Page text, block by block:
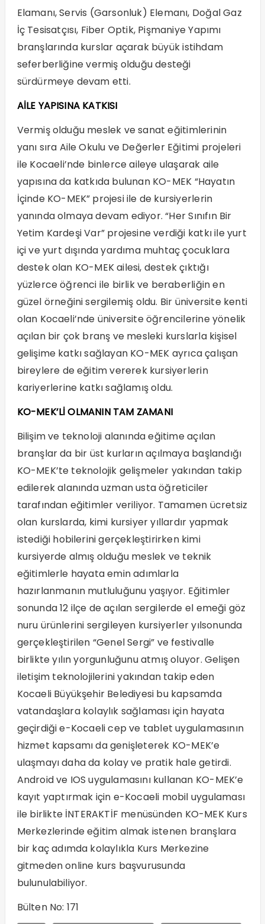
Elamanı, Servis (Garsonluk) Elemanı, Doğal Gaz
İç Tesisatçısı, Fiber Optik, Pişmaniye Yapımı
branşlarında kurslar açarak büyük istihdam
seferberliğine vermiş olduğu desteği
sürdürmeye devam etti.
AİLE YAPISINA KATKISI
Vermiş olduğu meslek ve sanat eğitimlerinin
yanı sıra Aile Okulu ve Değerler Eğitimi projeleri
ile Kocaeli’nde binlerce aileye ulaşarak aile
yapısına da katkıda bulunan KO-MEK “Hayatın
İçinde KO-MEK” projesi ile de kursiyerlerin
yanında olmaya devam ediyor. “Her Sınıfın Bir
Yetim Kardeşi Var” projesine verdiği katkı ile yurt
içi ve yurt dışında yardıma muhtaç çocuklara
destek olan KO-MEK ailesi, destek çıktığı
yüzlerce öğrenci ile birlik ve beraberliğin en
güzel örneğini sergilemiş oldu. Bir üniversite kenti
olan Kocaeli’nde üniversite öğrencilerine yönelik
açılan bir çok branş ve mesleki kurslarla kişisel
gelişime katkı sağlayan KO-MEK ayrıca çalışan
bireylere de eğitim vererek kursiyerlerin
kariyerlerine katkı sağlamış oldu.
KO-MEK’Lİ OLMANIN TAM ZAMANI
Bilişim ve teknoloji alanında eğitime açılan
branşlar da bir üst kurların açılmaya başlandığı
KO-MEK’te teknolojik gelişmeler yakından takip
edilerek alanında uzman usta öğreticiler
tarafından eğitimler veriliyor. Tamamen ücretsiz
olan kurslarda, kimi kursiyer yıllardır yapmak
istediği hobilerini gerçekleştirirken kimi
kursiyerde almış olduğu meslek ve teknik
eğitimlerle hayata emin adımlarla
hazırlanmanın mutluluğunu yaşıyor. Eğitimler
sonunda 12 ilçe de açılan sergilerde el emeği göz
nuru ürünlerini sergileyen kursiyerler yılsonunda
gerçekleştirilen “Genel Sergi” ve festivalle
birlikte yılın yorgunluğunu atmış oluyor. Gelişen
iletişim teknolojilerini yakından takip eden
Kocaeli Büyükşehir Belediyesi bu kapsamda
vatandaşlara kolaylık sağlaması için hayata
geçirdiği e-Kocaeli cep ve tablet uygulamasının
hizmet kapsamı da genişleterek KO-MEK’e
ulaşmayı daha da kolay ve pratik hale getirdi.
Android ve IOS uygulamasını kullanan KO-MEK’e
kayıt yaptırmak için e-Kocaeli mobil uygulaması
ile birlikte İNTERAKTİF menüsünden KO-MEK Kurs
Merkezlerinde eğitim almak istenen branşlara
bir kaç adımda kolaylıkla Kurs Merkezine
gitmeden online kurs başvurusunda
bulunulabiliyor.
Bülten No: 171